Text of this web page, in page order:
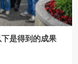
是得到的成果